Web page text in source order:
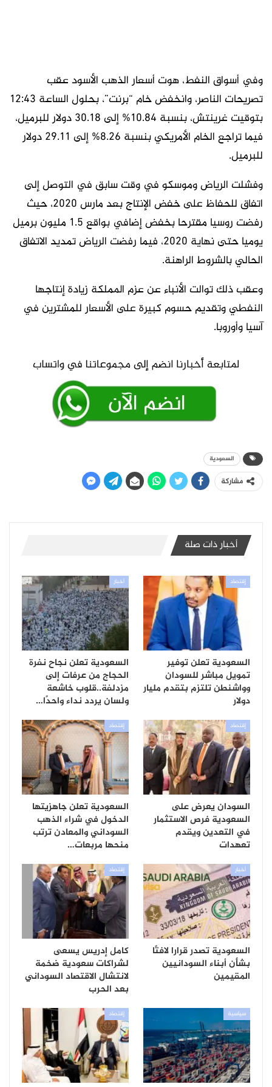
وفي أسواق النفط، هوت أسعار الذهب الأسود عقب
تصريحات الناصر، وانخفض خام “برنت”، بحلول الساعة 12:43
بتوقيت غرينتش، بنسبة 10.84% إلى 30.18 دولار للبرميل،
فيما تراجع الخام الأمريكي بنسبة 8.26% إلى 29.11 دولار
للبرميل.
وفشلت الرياض وموسكو في وقت سابق في التوصل إلى
اتفاق للحفاظ على خفض الإنتاج بعد مارس 2020، حيث
رفضت روسيا مقترحا بخفض إضافي بواقع 1.5 مليون برميل
يوميا حتى نهاية 2020، فيما رفضت الرياض تمديد الاتفاق
الحالي بالشروط الراهنة.
وعقب ذلك توالت الأنباء عن عزم المملكة زيادة إنتاجها
النفطي وتقديم حسوم كبيرة على الأسعار للمشترين في
آسيا وأوروبا.
السعودية
مشاركة
أخبار ذات صلة
إقتصاد
السعودية تعلن توفير
تمويل مباشر للسودان
وواشنطن تلتزم بتقدم مليار
دولار
أخبار
السعودية تعلن نجاح نفرة
الحجاج من عرفات إلى
مزدلفة..قلوب خاشعة
ولسان يردد نداء واحدًا…
إقتصاد
السودان يعرض على
السعودية فرص الاستثمار
في التعدين ويقدم
تعهدات
إقتصاد
السعودية تعلن جاهزيتها
الدخول في شراء الذهب
السوداني والمعادن ترتب
منحها مربعات…
أخبار
السعودية تصدر قرارا لافتًا
بشأن أبناء السودانيين
المقيمين
إقتصاد
كامل إدريس يسعى
لشراكات سعودية ضخمة
لانتشال الاقتصاد السوداني
بعد الحرب
سياسية إقتصاد